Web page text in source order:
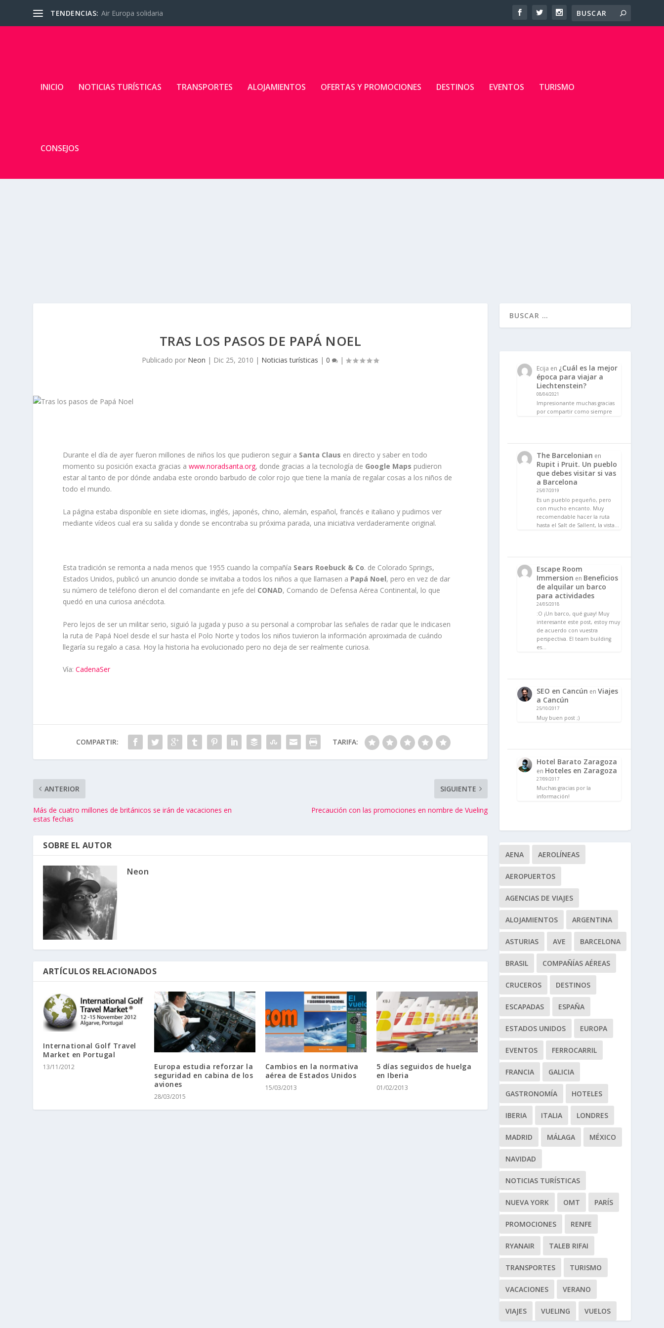
TENDENCIAS: Air Europa solidaria
INICIO NOTICIAS TURÍSTICAS TRANSPORTES ALOJAMIENTOS OFERTAS Y PROMOCIONES DESTINOS EVENTOS TURISMO
CONSEJOS
TRAS LOS PASOS DE PAPÁ NOEL
Publicado por Neon | Dic 25, 2010 | Noticias turísticas |0 |
Durante el día de ayer fueron millones de niños los que pudieron seguir a Santa Claus en directo y saber en todo
momento su posición exacta gracias awww.noradsanta.org, donde gracias a la tecnología de Google Maps pudieron
estar al tanto de por dónde andaba este orondo barbudo de color rojo que tiene la manía de regalar cosas a los niños de
todo el mundo.
La página estaba disponible en siete idiomas, inglés, japonés, chino, alemán, español, francés e italiano y pudimos ver
mediante vídeos cual era su salida y donde se encontraba su próxima parada, una iniciativa verdaderamente original.
Esta tradición se remonta a nada menos que 1955 cuando la compañía Sears Roebuck & Co. de Colorado Springs,
Estados Unidos, publicó un anuncio donde se invitaba a todos los niños a que llamasen a Papá Noel, pero en vez de dar
su número de teléfono dieron el del comandante en jefe del CONAD, Comando de Defensa Aérea Continental, lo que
quedó en una curiosa anécdota.
Pero lejos de ser un militar serio, siguió la jugada y puso a su personal a comprobar las señales de radar que le indicasen
la ruta de Papá Noel desde el sur hasta el Polo Norte y todos los niños tuvieron la información aproximada de cuándo
llegaría su regalo a casa. Hoy la historia ha evolucionado pero no deja de ser realmente curiosa.
Vía:CadenaSer
COMPARTIR: TARIFA:
ANTERIOR
Más de cuatro millones de británicos se irán de vacaciones en
estas fechas
SIGUIENTE
Precaución con las promociones en nombre de Vueling
SOBRE EL AUTOR
Neon
ARTÍCULOS RELACIONADOS
International Golf Travel
Market en Portugal
13/11/2012
Europa estudia reforzar la
seguridad en cabina de los
aviones
28/03/2015
Cambios en la normativa
aérea de Estados Unidos
15/03/2013
5 días seguidos de huelga
en Iberia
01/02/2013
Ecija en ¿Cuál es la mejor
época para viajar a
Liechtenstein?
08/04/2021
Impresionante muchas gracias
por compartir como siempre
The Barcelonian en
Rupit i Pruit. Un pueblo
que debes visitar si vas
a Barcelona
25/07/2019
Es un pueblo pequeño, pero
con mucho encanto. Muy
recomendable hacer la ruta
hasta el Salt de Sallent, la vista…
Escape Room
Immersion en Beneficios
de alquilar un barco
para actividades
24/05/2018
:O ¡Un barco, qué guay! Muy
interesante este post, estoy muy
de acuerdo con vuestra
perspectiva. El team building
es…
SEO en Cancún en Viajes
a Cancún
25/10/2017
Muy buen post ;)
Hotel Barato Zaragoza
en Hoteles en Zaragoza
27/09/2017
Muchas gracias por la
información!
AENA AEROLÍNEAS
AEROPUERTOS
AGENCIAS DE VIAJES
ALOJAMIENTOS ARGENTINA
ASTURIAS AVE BARCELONA
BRASIL COMPAÑÍAS AÉREAS
CRUCEROS DESTINOS
ESCAPADAS ESPAÑA
ESTADOS UNIDOS EUROPA
EVENTOS FERROCARRIL
FRANCIA GALICIA
GASTRONOMÍA HOTELES
IBERIA ITALIA LONDRES
MADRID MÁLAGA MÉXICO
NAVIDAD
NOTICIAS TURÍSTICAS
NUEVA YORK OMT PARÍS
PROMOCIONES RENFE
RYANAIR TALEB RIFAI
TRANSPORTES TURISMO
VACACIONES VERANO
VIAJES VUELING VUELOS